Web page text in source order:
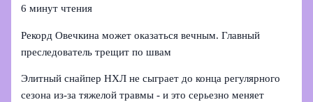
6 минут чтения
Рекорд Овечкина может оказаться вечным. Главный
преследователь трещит по швам
Элитный снайпер НХЛ не сыграет до конца регулярного
сезона из‑за тяжелой травмы - и это серьезно меняет